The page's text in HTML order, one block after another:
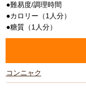
●難易度/調理時間
●カロリー（1人分）
●糖質（1人分）
コンニャク